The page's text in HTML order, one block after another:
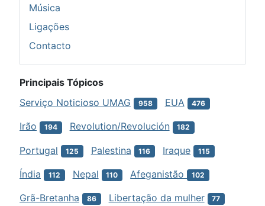
Música
Ligações
Contacto
Principais Tópicos
Serviço Noticioso UMAG
958 EUA 476
Irão 194 Revolution/Revolución 182
Portugal 125 Palestina 116 Iraque 115
Índia 112 Nepal 110 Afeganistão 102
Grã-Bretanha 86 Libertação da mulher 77